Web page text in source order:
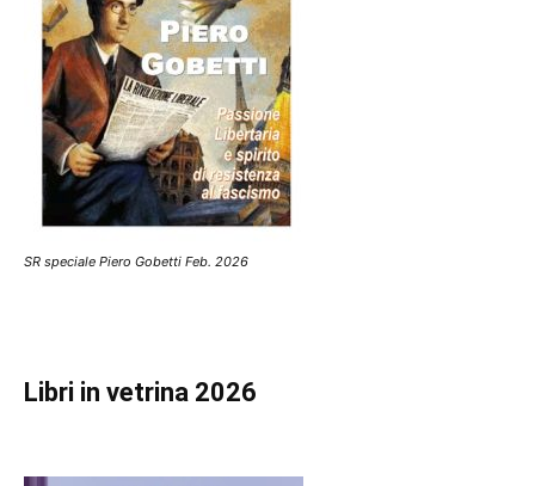
SR speciale Piero Gobetti Feb. 2026
Libri in vetrina 2026